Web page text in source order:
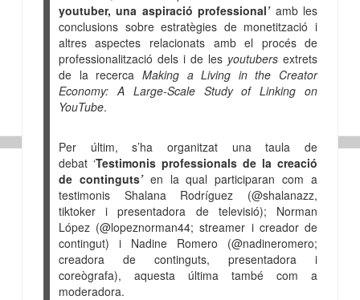
youtuber, una aspiració professional’amb les
conclusions sobre estratègies de monetització i
altres aspectes relacionats amb el procés de
professionalització dels i de les youtubers extrets
de la recerca Making a Living in the Creator
Economy: A Large-Scale Study of Linking on
YouTube.
Per últim, s’ha organitzat una taula de
debat ‘Testimonis professionals de la creació
de continguts’en la qual participaran com a
testimonis Shalana Rodríguez (@shalanazz,
tiktoker i presentadora de televisió); Norman
López (@lopeznorman44; streamer i creador de
contingut) i Nadine Romero (@nadineromero;
creadora de continguts, presentadora i
coreògrafa), aquesta última també com a
moderadora.